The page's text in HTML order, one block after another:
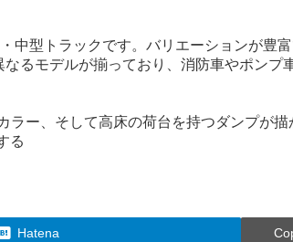
中型トラックです。バリエーションが豊
るモデルが揃っており、消防車やポンプ
ー、そして高床の荷台を持つダンプが描
る
Hatena